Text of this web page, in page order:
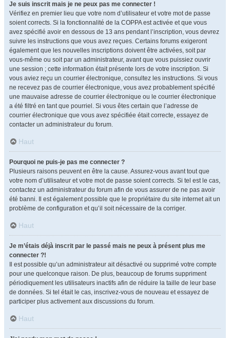
Je suis inscrit mais je ne peux pas me connecter !
Vérifiez en premier lieu que votre nom d’utilisateur et votre mot de passe
soient corrects. Si la fonctionnalité de la COPPA est activée et que vous
avez spécifié avoir en dessous de 13 ans pendant l’inscription, vous devrez
suivre les instructions que vous avez reçues. Certains forums exigeront
également que les nouvelles inscriptions doivent être activées, soit par
vous-même ou soit par un administrateur, avant que vous puissiez ouvrir
une session ; cette information était présente lors de votre inscription. Si
vous aviez reçu un courrier électronique, consultez les instructions. Si vous
ne recevez pas de courrier électronique, vous avez probablement spécifié
une mauvaise adresse de courrier électronique ou le courrier électronique
a été filtré en tant que pourriel. Si vous êtes certain que l’adresse de
courrier électronique que vous avez spécifiée était correcte, essayez de
contacter un administrateur du forum.
Haut
Pourquoi ne puis-je pas me connecter ?
Plusieurs raisons peuvent en être la cause. Assurez-vous avant tout que
votre nom d’utilisateur et votre mot de passe soient corrects. Si tel est le cas,
contactez un administrateur du forum afin de vous assurer de ne pas avoir
été banni. Il est également possible que le propriétaire du site internet ait un
problème de configuration et qu’il soit nécessaire de la corriger.
Haut
Je m’étais déjà inscrit par le passé mais ne peux à présent plus me
connecter ?!
Il est possible qu’un administrateur ait désactivé ou supprimé votre compte
pour une quelconque raison. De plus, beaucoup de forums suppriment
périodiquement les utilisateurs inactifs afin de réduire la taille de leur base
de données. Si tel était le cas, inscrivez-vous de nouveau et essayez de
participer plus activement aux discussions du forum.
Haut